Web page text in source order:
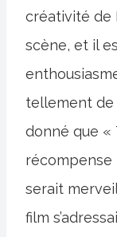
créativité de
scène, et il
tellement de
donné que «
récompense
serait
film